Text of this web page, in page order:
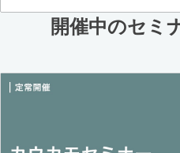
開催中のセミ